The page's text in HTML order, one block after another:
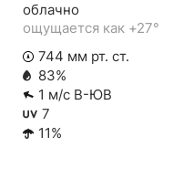
облачно
ощущается как +27°
744 мм рт. ст.
83%
1 м/с В-ЮВ
7
11%